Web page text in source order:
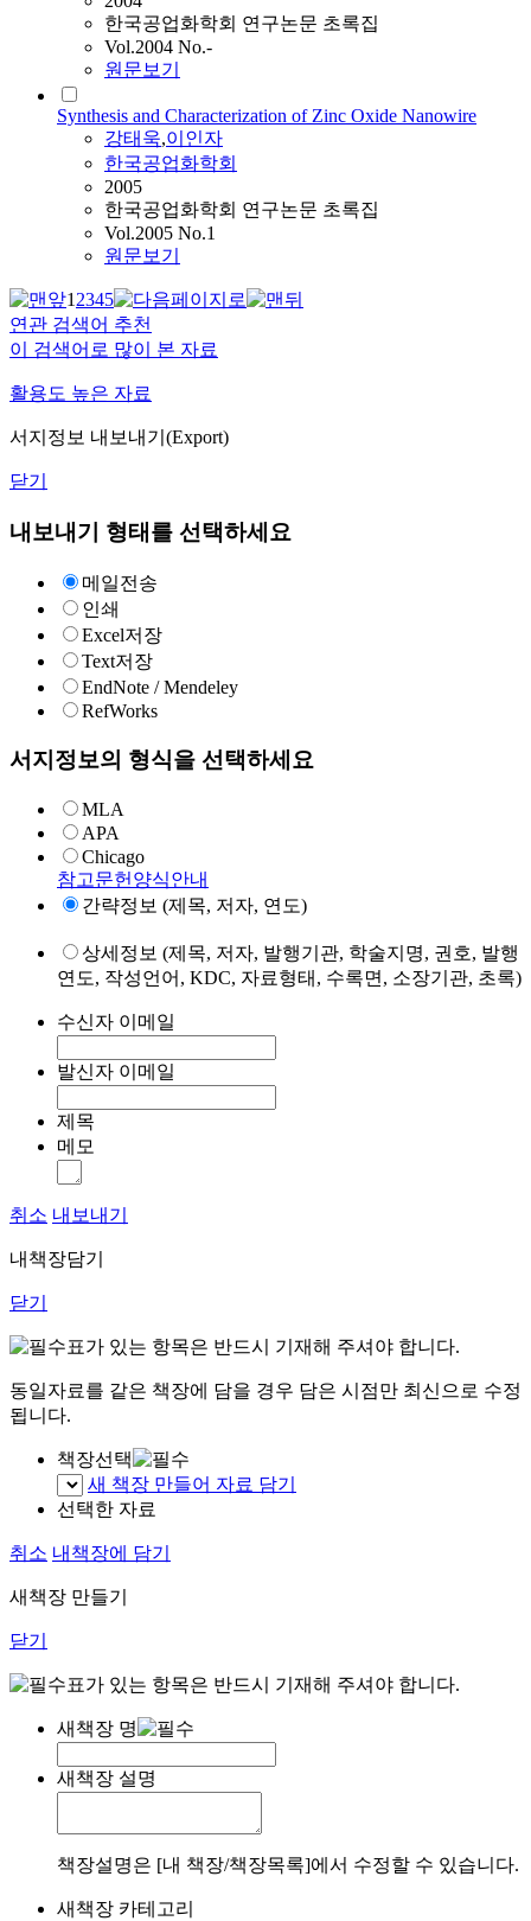
한국공업화학회 연구논문 초록집
Vol.2004 No.-
원문보기
Synthesis and Characterization of Zinc Oxide Nanowire
강태욱,이인자
한국공업화학회
2005
한국공업화학회 연구논문 초록집
Vol.2005 No.1
원문보기
12345
연관 검색어 추천
이 검색어로 많이 본 자료
활용도 높은 자료
서지정보 내보내기(Export)
닫기
내보내기 형태를 선택하세요
메일전송
인쇄
Excel저장
Text저장
EndNote / Mendeley
RefWorks
서지정보의 형식을 선택하세요
MLA
APA
Chicago
참고문헌양식안내
간략정보 (제목, 저자, 연도)
상세정보 (제목, 저자, 발행기관, 학술지명, 권호, 발행
연도, 작성언어, KDC, 자료형태, 수록면, 소장기관, 초록)
수신자 이메일
발신자 이메일
제목
메모
취소 내보내기
내책장담기
닫기
표가 있는 항목은 반드시 기재해 주셔야 합니다.
동일자료를 같은 책장에 담을 경우 담은 시점만 최신으로 수정
됩니다.
책장선택
새 책장 만들어 자료 담기
선택한 자료
취소 내책장에 담기
새책장 만들기
닫기
표가 있는 항목은 반드시 기재해 주셔야 합니다.
새책장 명
새책장 설명
책장설명은 [내 책장/책장목록]에서 수정할 수 있습니다.
새책장 카테고리